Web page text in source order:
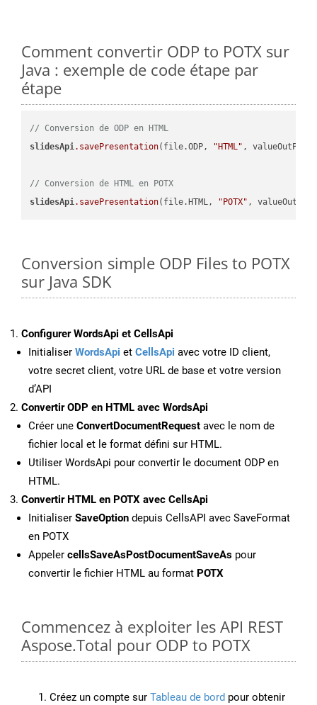
Comment convertir ODP to POTX sur
Java : exemple de code étape par
étape
// Conversion de ODP en HTML
slidesApi.savePresentation(file.ODP, "HTML" ,
// Conversion de HTML en POTX
slidesApi.savePresentation(file.HTML, "POTX"
Conversion simple ODP Files to POTX
sur Java SDK
Configurer WordsApi et CellsApi
Initialiser WordsApi et CellsApi avec votre ID client,
votre secret client, votre URL de base et votre version
d’API
Convertir ODP en HTML avec WordsApi
Créer une ConvertDocumentRequest avec le nom de
fichier local et le format défini sur HTML.
Utiliser WordsApi pour convertir le document ODP en
HTML.
Convertir HTML en POTX avec CellsApi
Initialiser SaveOption depuis CellsAPI avec SaveFormat
en POTX
Appeler cellsSaveAsPostDocumentSaveAs pour
convertir le fichier HTML au format POTX
Commencez à exploiter les API REST
Aspose.Total pour ODP to POTX
Créez un compte sur Tableau de bord pour obtenir